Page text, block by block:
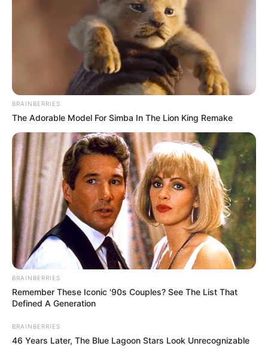
BRAINBERRIES
The Adorable Model For Simba In The Lion King Remake
BRAINBERRIES
Remember These Iconic '90s Couples? See The List That
Defined A Generation
BRAINBERRIES
46 Years Later, The Blue Lagoon Stars Look Unrecognizable